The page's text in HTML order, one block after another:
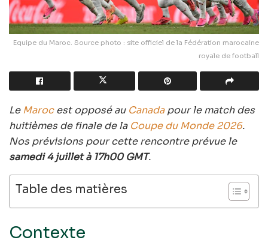
Equipe du Maroc. Source photo : site officiel de la Fédération marocaine
royale de football
LeMarocest opposé au Canadapour le match des
huitièmes de finale de la Coupe du Monde 2026.
Nos prévisions pour cette rencontre prévue le
samedi 4 juillet à 17h00 GMT.
Table des matières
Contexte